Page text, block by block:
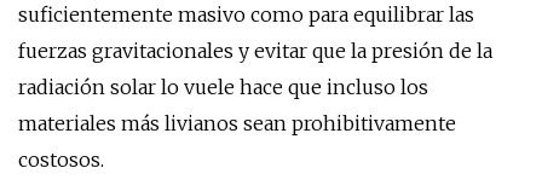
suficientemente masivo como para equilibrar las
fuerzas gravitacionales y evitar que la presión de la
radiación solar lo vuele hace que incluso los
materiales más livianos sean prohibitivamente
costosos.